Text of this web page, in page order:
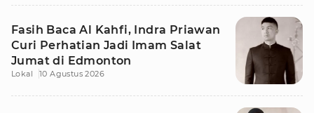
Fasih Baca Al Kahfi, Indra Priawan
Curi Perhatian Jadi Imam Salat
Jumat di Edmonton
Lokal 10 Agustus 2026